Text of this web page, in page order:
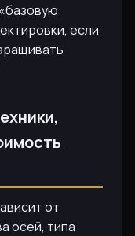
если
от
осей, типа